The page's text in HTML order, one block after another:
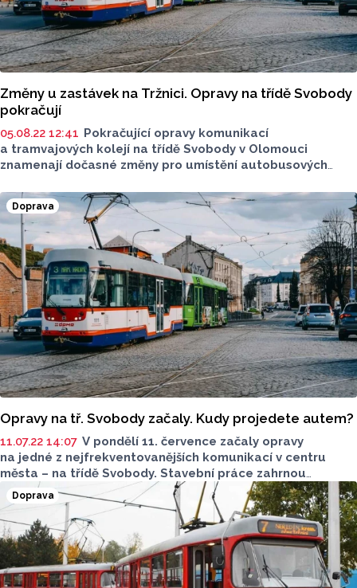
Změny u zastávek na Tržnici. Opravy na třídě Svobody
pokračují
05.08.22 12:41 Pokračující opravy komunikací
a tramvajových kolejí na třídě Svobody v Olomouci
znamenají dočasné změny pro umístění autobusových
Doprava
Opravy na tř. Svobody začaly. Kudy projedete autem?
11.07.22 14:07 V pondělí 11. července začaly opravy
na jedné z nejfrekventovanějších komunikací v centru
města – na třídě Svobody. Stavební práce zahrnou
postupně opravy křižovatek u okresního soudu
a křižovatky s ulicí Aksamitova. Dopravní podnik města
Olomouce provádí opravy těchto tramvajových křižovatek,
město Olomouc se připojuje s opravou vozovek a také
chodníku před poliklinikou.
Doprava